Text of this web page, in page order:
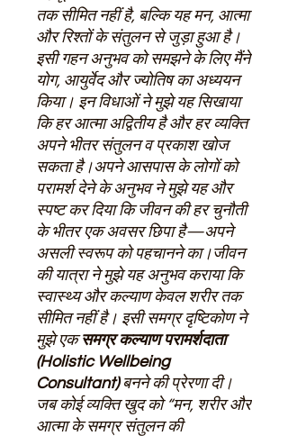
तक सीमित नहीं है, बल्कि यह मन, आत्मा
और रिश्तों के संतुलन से जुड़ा हुआ है।
इसी गहन अनुभव को समझने के लिए मैंने
योग, आयुर्वेद और ज्योतिष का अध्ययन
किया। इन विधाओं ने मुझे यह सिखाया
कि हर आत्मा अद्वितीय है और हर व्यक्ति
अपने भीतर संतुलन व प्रकाश खोज
सकता है।अपने आसपास के लोगों को
परामर्श देने के अनुभव ने मुझे यह और
स्पष्ट कर दिया कि जीवन की हर चुनौती
के भीतर एक अवसर छिपा है—अपने
असली स्वरूप को पहचानने का।जीवन
की यात्रा ने मुझे यह अनुभव कराया कि
स्वास्थ्य और कल्याण केवल शरीर तक
सीमित नहीं है। इसी समग्र दृष्टिकोण ने
मुझे एकसमग्र कल्याण परामर्शदाता
(Holistic Wellbeing
Consultant) बनने की प्रेरणा दी।
जब कोई व्यक्ति खुद को“मन, शरीर और
आत्मा के समग्र संतुलन की